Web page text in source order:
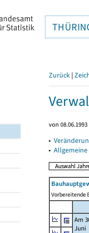
Zurück |
von
▸
▸
Vorbereitende
Am
Juni